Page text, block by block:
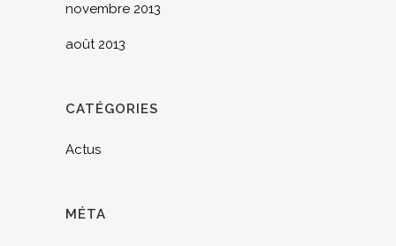
novembre 2013
août 2013
CATÉGORIES
Actus
MÉTA